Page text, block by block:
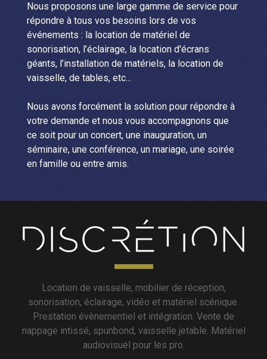
Nous proposons une large gamme de service pour
répondre à tous vos besoins lors de vos
événements : la location de matériel de
sonorisation, l’éclairage, la location d'écrans
géants, l’installation de matériels, la location de
vaisselle, de tables, etc...
Nous avons forcément la solution pour répondre à
votre demande et nous vous accompagnons que
ce soit pour un concert, une inauguration, un
séminaire, une conférence, un mariage, une soirée
en famille ou entre amis.
Location de vaisselle, mobilier de réception,
sonorisation, éclairage, vidéo et matériel scénique.
Prestation évènementiel et intégration. Vente de
nappage intissé, spunbond, vaisselle jetable. Matériel
audiovisuel pour les pro.